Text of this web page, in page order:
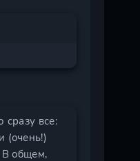
сразу все:
(очень!)
В общем,